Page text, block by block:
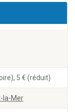
5 € (réduit)
la-Mer